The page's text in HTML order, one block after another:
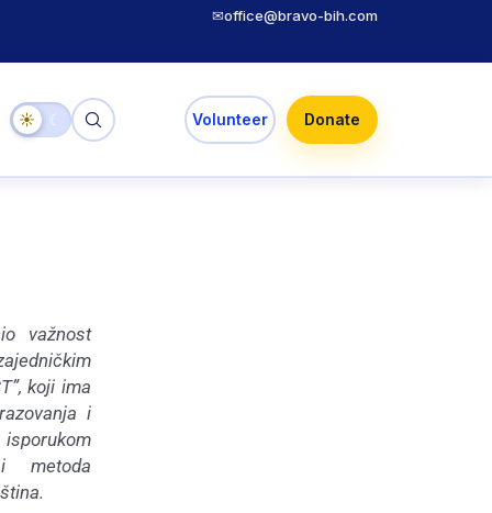
✉office@bravo-bih.com
☀ ☾ Volunteer Donate
važnost
koji ima
i
metoda